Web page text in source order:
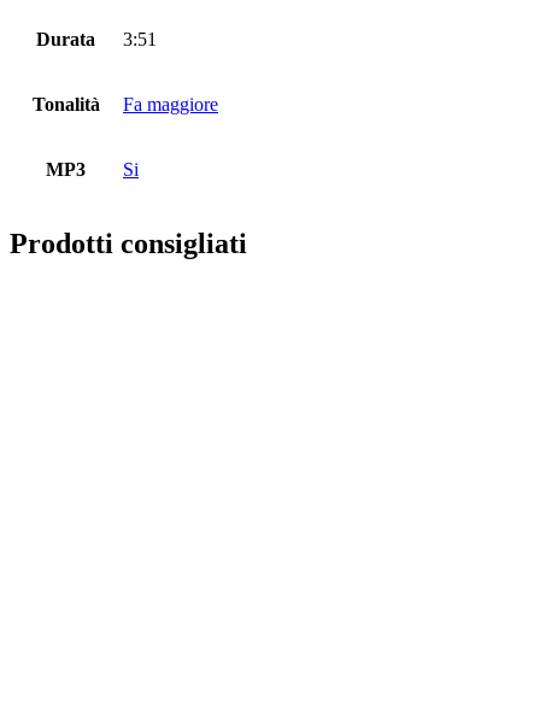
Durata 3:51
Tonalità Fa maggiore
MP3 Si
Prodotti consigliati